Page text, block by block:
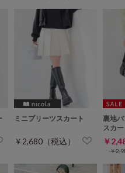
ミニプリーツスカート
￥2,680（税込）
裏地
スカー
￥
￥